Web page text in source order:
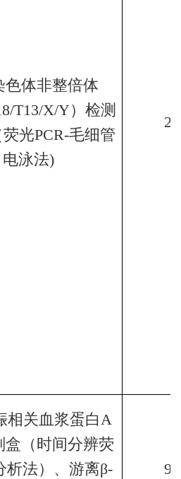
色体非整倍体
T13/X/Y）检测
光PCR-毛细管
电泳法)
24
相关血浆蛋白A
盒（时间分辨荧
析法）、游离β-
96